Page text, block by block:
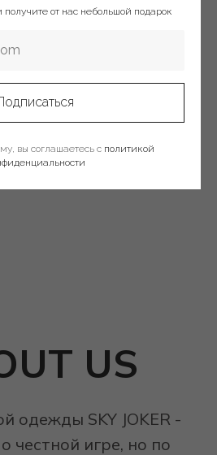
получите от нас небольшой подарок
вы соглашаетесь с политикой
US
одежды SKY JOKER -
честной игре, но по